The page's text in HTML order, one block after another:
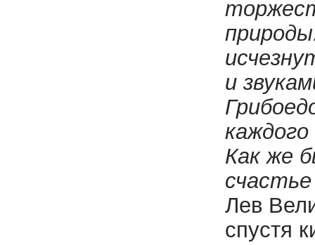
и
Как же
Лев
спустя